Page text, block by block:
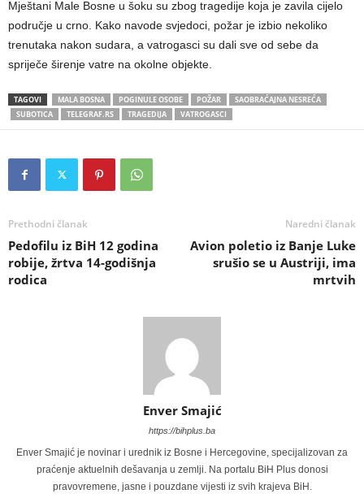
Mještani Male Bosne u šoku su zbog tragedije koja je zavila cijelo
područje u crno. Kako navode svjedoci, požar je izbio nekoliko
trenutaka nakon sudara, a vatrogasci su dali sve od sebe da
spriječe širenje vatre na okolne objekte.
TAGOVI MALA BOSNA POGINULE OSOBE POŽAR
SAOBRAĆAJNA NESREĆA
SUBOTICA
TELEGRAF.RS TRAGEDIJA VATROGASCI
Prethodni članak
Pedofilu iz BiH 12 godina
robije, žrtva 14-godišnja
rodica
Naredni članak
Avion poletio iz Banje Luke
srušio se u Austriji, ima
mrtvih
Enver Smajić
https://bihplus.ba
Enver Smajić je novinar i urednik iz Bosne i Hercegovine, specijalizovan za
praćenje aktuelnih dešavanja u zemlji. Na portalu BiH Plus donosi
pravovremene, jasne i pouzdane vijesti iz svih krajeva BiH.